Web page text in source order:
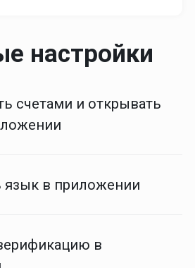
настройки
счетами и открывать
язык в приложении
в